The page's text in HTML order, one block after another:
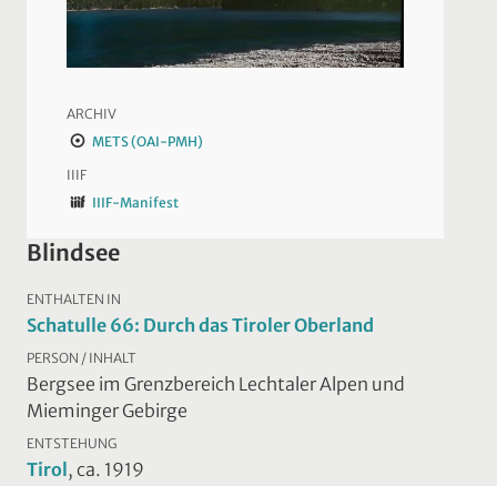
ARCHIV
METS (OAI-PMH)
IIIF
IIIF-Manifest
Blindsee
ENTHALTEN IN
Schatulle 66: Durch das Tiroler Oberland
PERSON / INHALT
Bergsee im Grenzbereich Lechtaler Alpen und
Mieminger Gebirge
ENTSTEHUNG
Tirol, ca. 1919